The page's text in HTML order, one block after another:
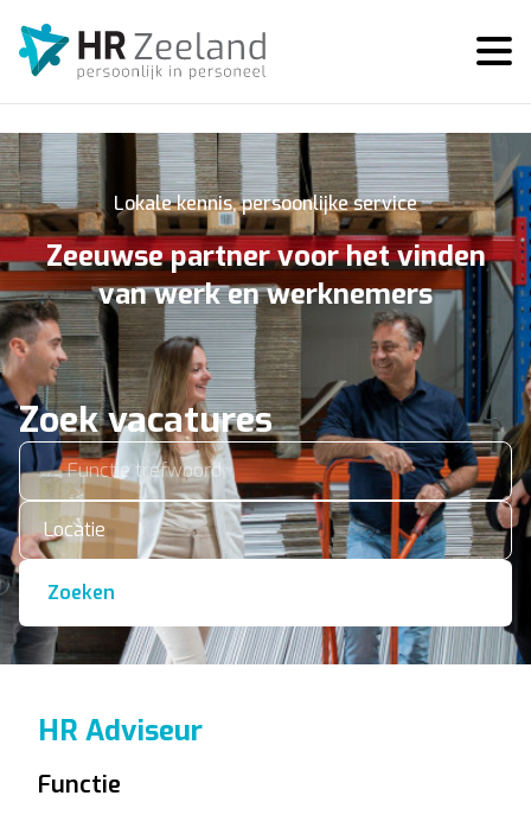
Lokale kennis, persoonlijke service
Zeeuwse partner voor het vinden
van werk en werknemers
Zoek vacatures
Locatie
Zoeken
HR Adviseur
Functie